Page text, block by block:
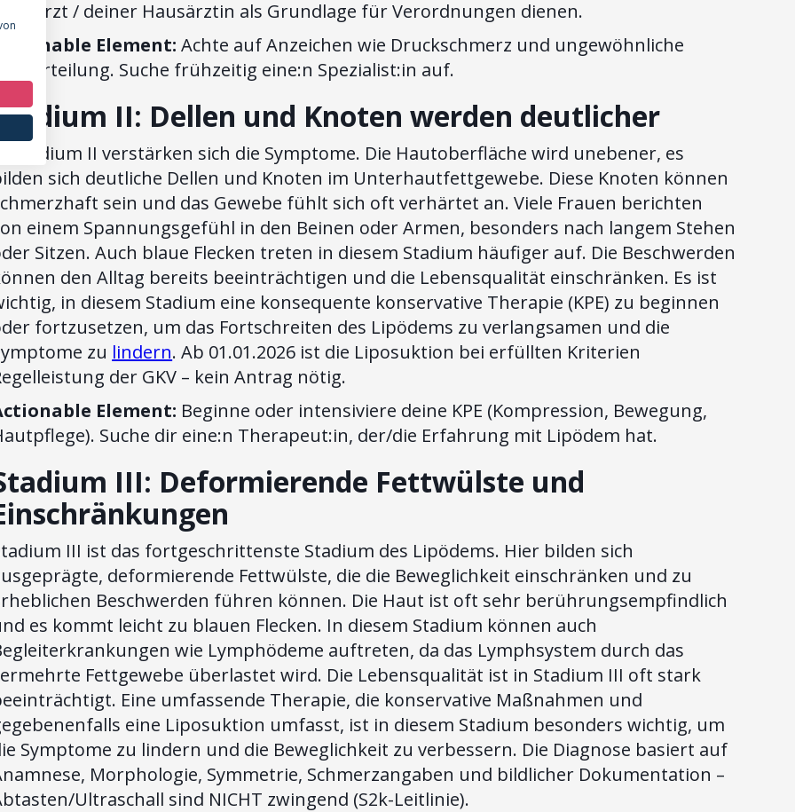
Hausarzt / deiner Hausärztin als Grundlage für Verordnungen dienen.
Actionable Element: Achte auf Anzeichen wie Druckschmerz und ungewöhnliche
Fettverteilung. Suche frühzeitig eine:n Spezialist:in auf.
II: Dellen und Knoten werden deutlicher
In Stadium II verstärken sich die Symptome. Die Hautoberfläche wird unebener, es
sich deutliche Dellen und Knoten im Unterhautfettgewebe. Diese Knoten können
sein und das Gewebe fühlt sich oft verhärtet an. Viele Frauen berichten
einem Spannungsgefühl in den Beinen oder Armen, besonders nach langem Stehen
Sitzen. Auch blaue Flecken treten in diesem Stadium häufiger auf. Die Beschwerden
den Alltag bereits beeinträchtigen und die Lebensqualität einschränken. Es ist
in diesem Stadium eine konsequente konservative Therapie (KPE) zu beginnen
fortzusetzen, um das Fortschreiten des Lipödems zu verlangsamen und die
zu lindern. Ab 01.01.2026 ist die Liposuktion bei erfüllten Kriterien
der GKV – kein Antrag nötig.
Element: Beginne oder intensiviere deine KPE (Kompression, Bewegung,
Suche dir eine:n Therapeut:in, der/die Erfahrung mit Lipödem hat.
III: Deformierende Fettwülste und
III ist das fortgeschrittenste Stadium des Lipödems. Hier bilden sich
deformierende Fettwülste, die die Beweglichkeit einschränken und zu
Beschwerden führen können. Die Haut ist oft sehr berührungsempfindlich
es kommt leicht zu blauen Flecken. In diesem Stadium können auch
wie Lymphödeme auftreten, da das Lymphsystem durch das
Fettgewebe überlastet wird. Die Lebensqualität ist in Stadium III oft stark
Eine umfassende Therapie, die konservative Maßnahmen und
eine Liposuktion umfasst, ist in diesem Stadium besonders wichtig, um
Symptome zu lindern und die Beweglichkeit zu verbessern. Die Diagnose basiert auf
Morphologie, Symmetrie, Schmerzangaben und bildlicher Dokumentation –
Ultraschall sind NICHT zwingend (S2k-Leitlinie).